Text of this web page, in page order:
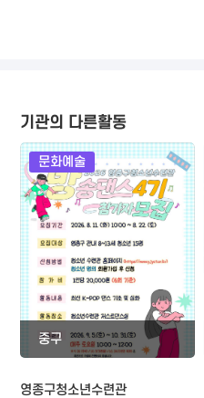
기관의 다른활동
문화예술
중구
영종구청소년수련관